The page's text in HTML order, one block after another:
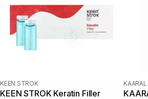
KEEN STROK
KEEN STROK Keratin Filler
KAARAL